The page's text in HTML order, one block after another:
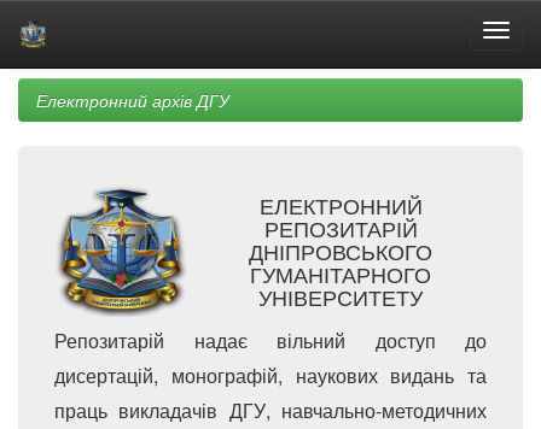
Skip
navigation
Електронний архів ДГУ
ЕЛЕКТРОННИЙ
РЕПОЗИТАРІЙ
ДНІПРОВСЬКОГО
ГУМАНІТАРНОГО
УНІВЕРСИТЕТУ
Репозитарій надає вільний доступ до
дисертацій, монографій, наукових видань та
праць викладачів ДГУ, навчально-методичних